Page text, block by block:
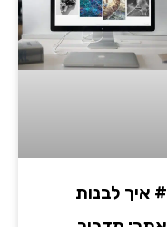
# איך לבנות